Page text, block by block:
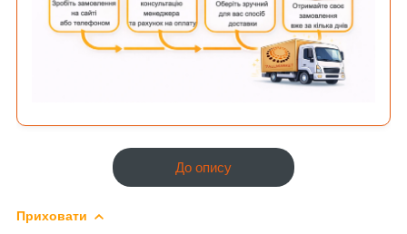
До опису
Приховати